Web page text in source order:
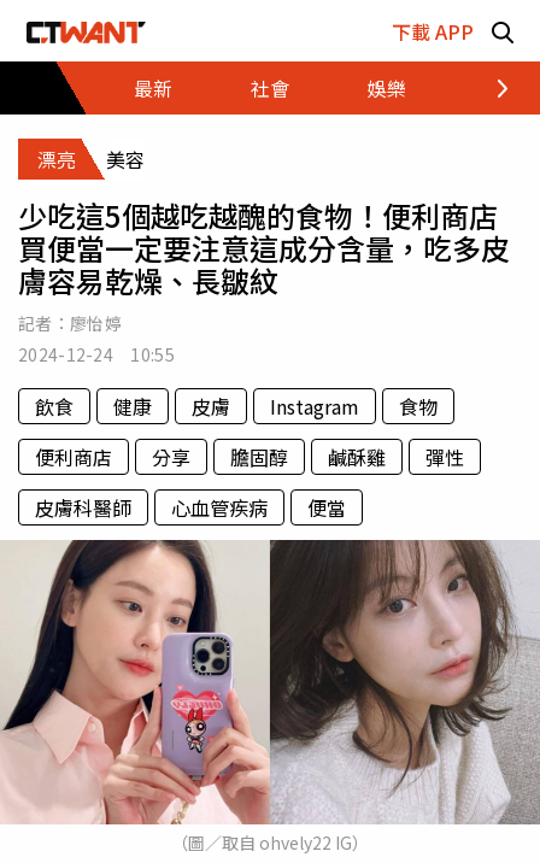
下載 APP
最新
社會 娛樂 財經
漂亮 美容
少吃這5個越吃越醜的食物！便利商店
買便當一定要注意這成分含量，吃多皮
膚容易乾燥、長皺紋
記者： 廖怡婷
2024-12-24 10:55
飲食 健康 皮膚 Instagram
食物
便利商店
分享 膽固醇 鹹酥雞
彈性
皮膚科醫師
心血管疾病 便當
（圖／取自 ohvely22 IG）